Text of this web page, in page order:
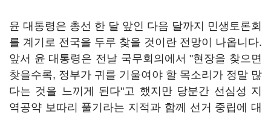
윤 대통령은 총선 한 달 앞인 다음 달까지 민생토론회
를 계기로 전국을 두루 찾을 것이란 전망이 나옵니다.
앞서 윤 대통령은 전날 국무회의에서 "현장을 찾으면
찾을수록, 정부가 귀를 기울여야 할 목소리가 정말 많
다는 것을 느끼게 된다"고 했지만 당분간 선심성 지
역공약 보따리 풀기라는 지적과 함께 선거 중립에 대